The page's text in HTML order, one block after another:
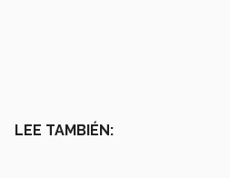
LEE TAMBIÉN: